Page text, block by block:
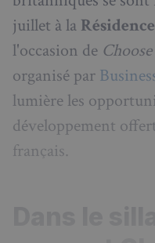
juillet à la
l'occasion de
organisé par
lumière les
développement
français.